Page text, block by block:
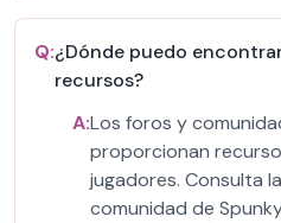
Q:¿Dónde puedo
recursos?
A:Los foros y
proporcionan
jugadores. Consulta
comunidad de